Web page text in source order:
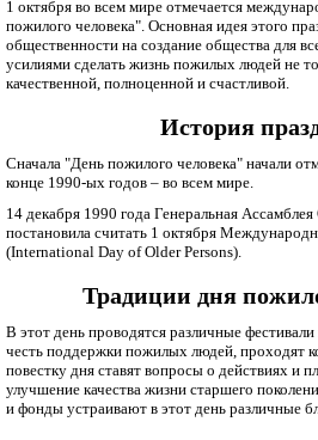
1 октября во всем мире отмечается
пожилого человека". Основная идея этого
общественности на создание общества для
усилиями сделать жизнь пожилых людей не
качественной, полноценной и счастливой.
История
Сначала "День пожилого человека" начали
конце 1990-ых годов – во всем мире.
14 декабря 1990 года Генеральная
постановила считать 1 октября
(International Day of Older Persons).
Традиции дня
В этот день проводятся различные
честь поддержки пожилых людей, проходят
повестку дня ставят вопросы о действиях и
улучшение качества жизни старшего
и фонды устраивают в этот день различные